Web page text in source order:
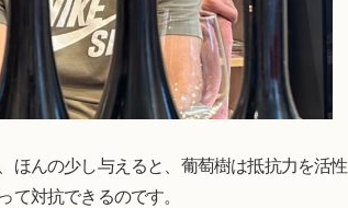
ほんの少し与えると、葡萄樹は抵抗力を活性
対抗できるのです。